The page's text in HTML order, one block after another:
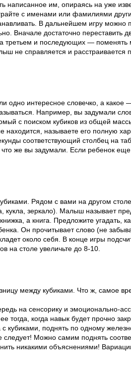
написанное им, опираясь на уже
с именами или фамилиями
В дальнейшем игру можно
Вначале достаточно переставить
третьем и последующих — поменять
не справляется и расстраивается
одно интересное словечко, а какое
Например, вы задумали
с поиском кубиков из общей
находится, называете его полную
соответствующий столбец на
же вы задумали. Если ребенок
Рядом с вами на другом
кукла, зеркало). Малыш называет
а книга. Предложите угадать,
Он прочитывает слово (не
около себя. В конце игры
на столе увеличьте до 8-10.
между кубиками. Что ж, самое
на сенсорику и эмоционально-
тогда, когда навык будет прочно
кубиками, поднять по одному
Можно самим поднять
никакими объяснениями!